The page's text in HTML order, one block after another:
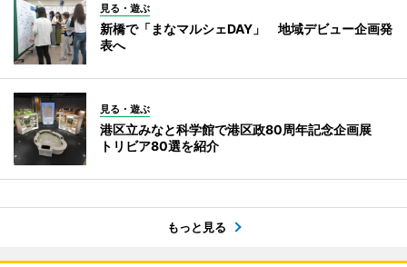
見る・遊ぶ
新橋で「まなマルシェDAY」 地域デビュー企画発
表へ
見る・遊ぶ
港区立みなと科学館で港区政80周年記念企画展
トリビア80選を紹介
もっと見る